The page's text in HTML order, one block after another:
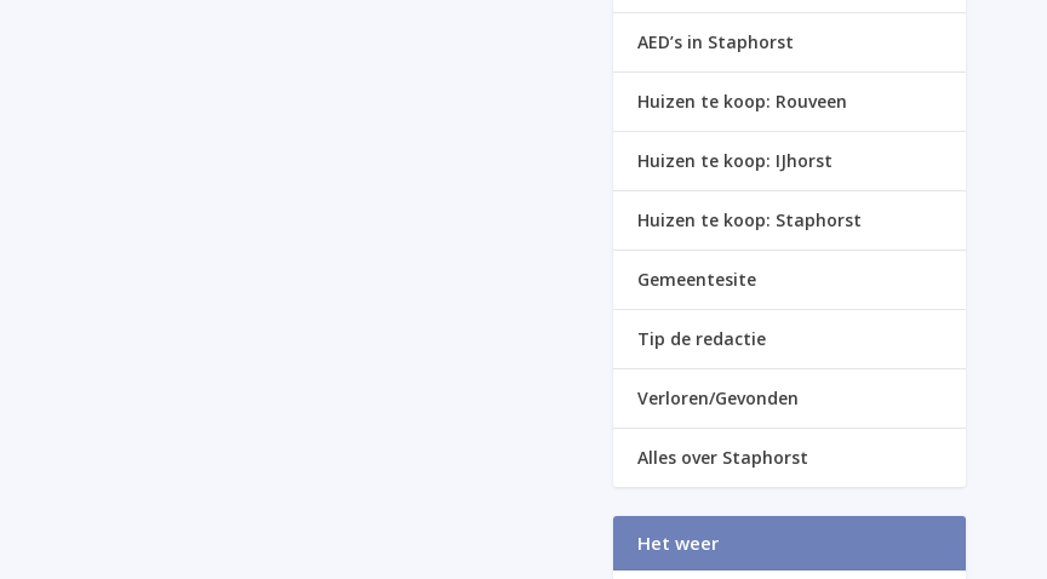
AED’s in Staphorst
Huizen te koop: Rouveen
Huizen te koop: IJhorst
Huizen te koop: Staphorst
Gemeentesite
Tip de redactie
Verloren/Gevonden
Alles over Staphorst
Het weer